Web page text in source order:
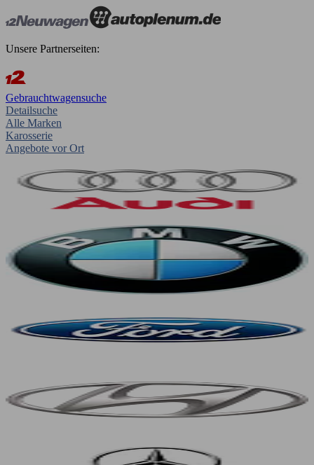
Unsere Partnerseiten:
Gebrauchtwagensuche
Detailsuche
Alle Marken
Karosserie
Angebote vor Ort